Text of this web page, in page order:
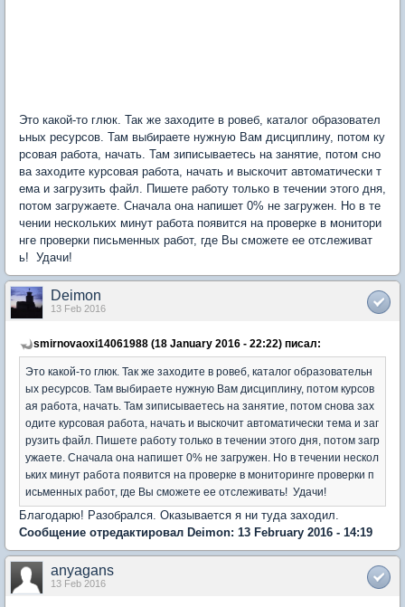
Это какой-то глюк. Так же заходите в ровеб, каталог образовател
ьных ресурсов. Там выбираете нужную Вам дисциплину, потом ку
рсовая работа, начать. Там зиписываетесь на занятие, потом сно
ва заходите курсовая работа, начать и выскочит автоматически т
ема и загрузить файл. Пишете работу только в течении этого дня,
потом загружаете. Сначала она напишет 0% не загружен. Но в те
чении нескольких минут работа появится на проверке в монитори
нге проверки письменных работ, где Вы сможете ее отслеживат
ь! Удачи!
Deimon
13 Feb 2016
smirnovaoxi14061988 (18 January 2016 - 22:22) писал:
Это какой-то глюк. Так же заходите в ровеб, каталог образовательн
ых ресурсов. Там выбираете нужную Вам дисциплину, потом курсов
ая работа, начать. Там зиписываетесь на занятие, потом снова зах
одите курсовая работа, начать и выскочит автоматически тема и заг
рузить файл. Пишете работу только в течении этого дня, потом загр
ужаете. Сначала она напишет 0% не загружен. Но в течении нескол
ьких минут работа появится на проверке в мониторинге проверки п
исьменных работ, где Вы сможете ее отслеживать! Удачи!
Благодарю! Разобрался. Оказывается я ни туда заходил.
Сообщение отредактировал Deimon: 13 February 2016 - 14:19
anyagans
13 Feb 2016